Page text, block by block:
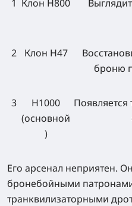
1 Клон H800
2 Клон H47
броню
3
H1000
(основной
)
Появляется
Его арсенал неприятен.
бронебойными
транквилизаторными